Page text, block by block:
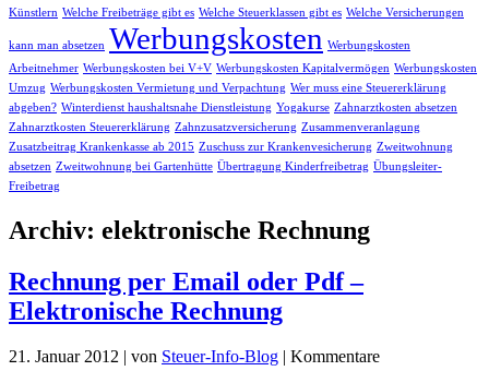
Künstlern Welche Freibeträge gibt es Welche Steuerklassen gibt es Welche Versicherungen
kann man absetzen Werbungskosten Werbungskosten
Arbeitnehmer Werbungskosten bei V+V Werbungskosten Kapitalvermögen Werbungskosten
Umzug Werbungskosten Vermietung und Verpachtung Wer muss eine Steuererklärung
abgeben? Winterdienst haushaltsnahe Dienstleistung Yogakurse Zahnarztkosten absetzen
Zahnarztkosten Steuererklärung Zahnzusatzversicherung Zusammenveranlagung
Zusatzbeitrag Krankenkasse ab 2015 Zuschuss zur Krankenvesicherung Zweitwohnung
absetzen Zweitwohnung bei Gartenhütte Übertragung Kinderfreibetrag Übungsleiter-
Freibetrag
Archiv: elektronische Rechnung
Rechnung per Email oder Pdf –
Elektronische Rechnung
21. Januar 2012 | von Steuer-Info-Blog | Kommentare